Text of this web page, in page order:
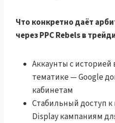
Что конкретно даёт
через PPC Rebels в
Аккаунты с историей
тематике — Google
кабинетам
Стабильный доступ
Display кампаниям